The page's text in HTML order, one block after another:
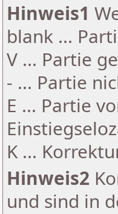
Hinweis1
blank ...
V ... Partie
- ... Partie
E ... Partie
K ...
Hinweis2
und sind in